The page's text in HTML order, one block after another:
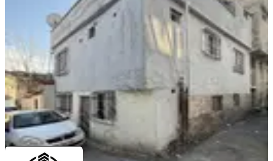
Onikişubat, Fatih Mahallesi
2+1· 29.03.2026
ÇETİN GAYRİMENKUL SİNAN ÜNAL
Ara